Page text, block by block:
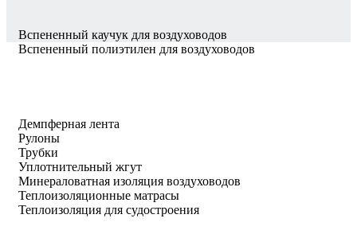
Вспененный каучук для воздуховодов
Вспененный полиэтилен для воздуховодов
Демпферная лента
Рулоны
Трубки
Уплотнительный жгут
Минераловатная изоляция воздуховодов
Теплоизоляционные матрасы
Теплоизоляция для судостроения